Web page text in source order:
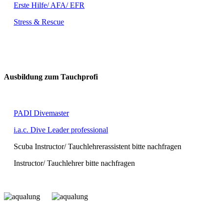
Erste Hilfe/ AFA/ EFR
Stress & Rescue
Ausbildung zum Tauchprofi
PADI Divemaster
i.a.c. Dive Leader professional
Scuba Instructor/ Tauchlehrerassistent bitte nachfragen
Instructor/ Tauchlehrer bitte nachfragen